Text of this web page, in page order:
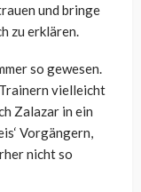
und bringe
zu erklären.
so gewesen.
vielleicht
Zalazar in ein
Vorgängern,
nicht so